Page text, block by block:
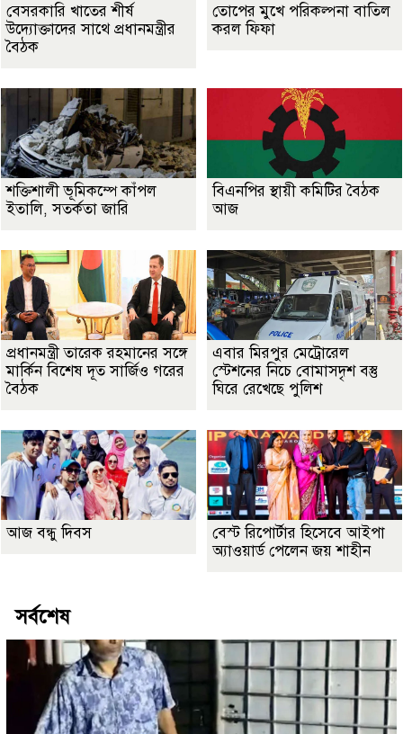
বেসরকারি খাতের শীর্ষ
উদ্যোক্তাদের সাথে প্রধানমন্ত্রীর
বৈঠক
তোপের মুখে পরিকল্পনা বাতিল
করল ফিফা
শক্তিশালী ভূমিকম্পে কাঁপল
ইতালি, সতর্কতা জারি
বিএনপির স্থায়ী কমিটির বৈঠক
আজ
প্রধানমন্ত্রী তারেক রহমানের সঙ্গে
মার্কিন বিশেষ দূত সার্জিও গরের
বৈঠক
এবার মিরপুর মেট্রোরেল
স্টেশনের নিচে বোমাসদৃশ বস্তু
ঘিরে রেখেছে পুলিশ
আজ বন্ধু দিবস
বেস্ট রিপোর্টার হিসেবে আইপা
অ্যাওয়ার্ড পেলেন জয় শাহীন
সর্বশেষ